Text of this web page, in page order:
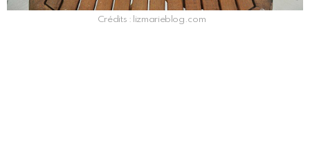
Crédits : lizmarieblog.com